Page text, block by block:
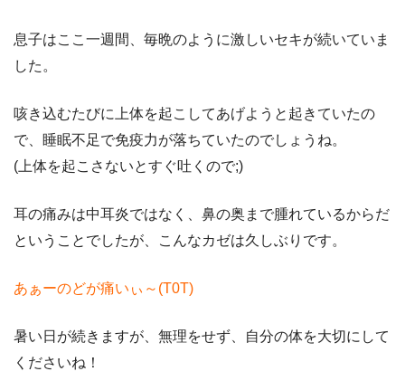
息子はここ一週間、毎晩のように激しいセキが続いていま
した。
咳き込むたびに上体を起こしてあげようと起きていたの
で、睡眠不足で免疫力が落ちていたのでしょうね。
(上体を起こさないとすぐ吐くので;)
耳の痛みは中耳炎ではなく、鼻の奥まで腫れているからだ
ということでしたが、こんなカゼは久しぶりです。
あぁーのどが痛いぃ～(T0T)
暑い日が続きますが、無理をせず、自分の体を大切にして
くださいね！